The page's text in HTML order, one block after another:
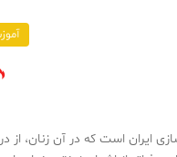
جواهرسازی ایران است که در آن زنان، از